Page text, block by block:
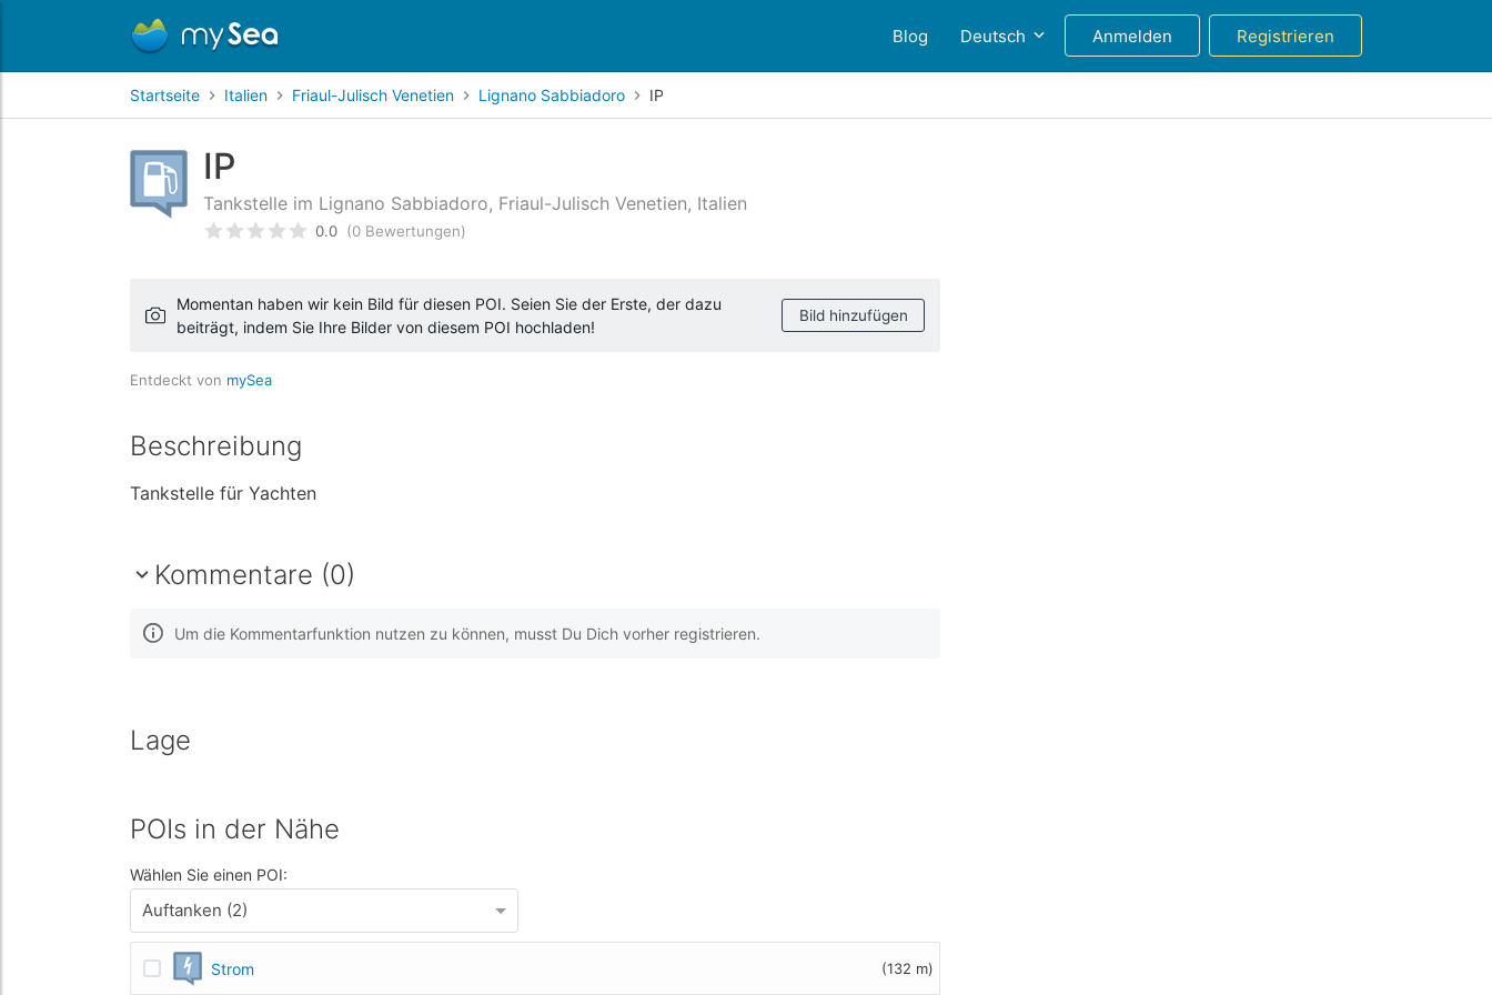
Blog Deutsch Anmelden Registrieren
Startseite Italien Friaul-Julisch Venetien Lignano Sabbiadoro IP
IP
Tankstelle im Lignano Sabbiadoro, Friaul-Julisch Venetien, Italien
bewertet0 /5 beyogen auf
0.0 (0 Bewertungen)
Momentan haben wir kein Bild für diesen POI. Seien Sie der Erste, der dazu
beiträgt, indem Sie Ihre Bilder von diesem POI hochladen!
Bild hinzufügen
Entdeckt von mySea
Beschreibung
Tankstelle für Yachten
Kommentare (0)
Um die Kommentarfunktion nutzen zu können, musst Du Dich vorher registrieren.
Lage
POIs in der Nähe
Wählen Sie einen POI:
Auftanken (2)
Strom (132 m)